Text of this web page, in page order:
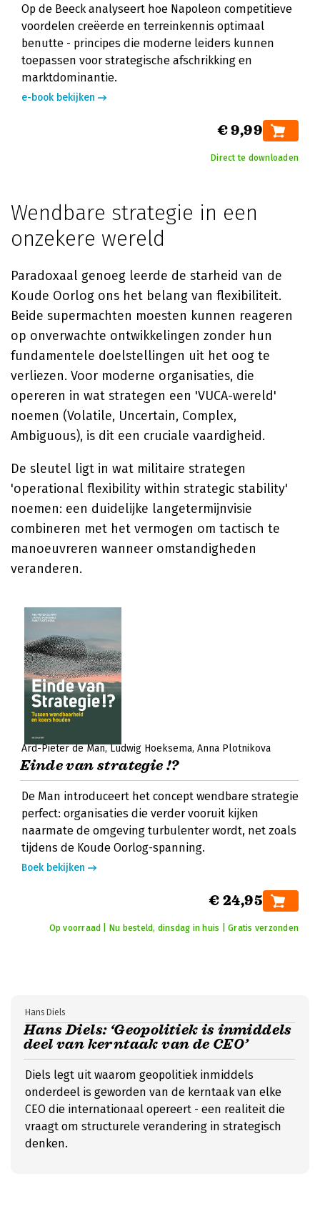
Op de Beeck analyseert hoe Napoleon competitieve
voordelen creëerde en terreinkennis optimaal
benutte - principes die moderne leiders kunnen
toepassen voor strategische afschrikking en
marktdominantie.
e-book bekijken
€ 9,99
Direct te downloaden
Wendbare strategie in een
onzekere wereld
Paradoxaal genoeg leerde de starheid van de
Koude Oorlog ons het belang van flexibiliteit.
Beide supermachten moesten kunnen reageren
op onverwachte ontwikkelingen zonder hun
fundamentele doelstellingen uit het oog te
verliezen. Voor moderne organisaties, die
opereren in wat strategen een 'VUCA-wereld'
noemen (Volatile, Uncertain, Complex,
Ambiguous), is dit een cruciale vaardigheid.
De sleutel ligt in wat militaire strategen
'operational flexibility within strategic stability'
noemen: een duidelijke langetermijnvisie
combineren met het vermogen om tactisch te
manoeuvreren wanneer omstandigheden
veranderen.
Ard-Pieter de Man Ludwig Hoeksema Anna Plotnikova
Einde van strategie !?
De Man introduceert het concept wendbare strategie
perfect: organisaties die verder vooruit kijken
naarmate de omgeving turbulenter wordt, net zoals
tijdens de Koude Oorlog-spanning.
Boek bekijken
€ 24,95
Op voorraad | Nu besteld, dinsdag in huis | Gratis verzonden
Hans Diels: ‘Geopolitiek is inmiddels
deel van kerntaak van de CEO’
Hans Diels
Diels legt uit waarom geopolitiek inmiddels
onderdeel is geworden van de kerntaak van elke
CEO die internationaal opereert - een realiteit die
vraagt om structurele verandering in strategisch
denken.